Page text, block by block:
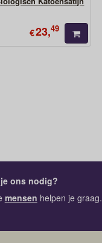
€23,49
ons nodig?
mensen helpen je graag.